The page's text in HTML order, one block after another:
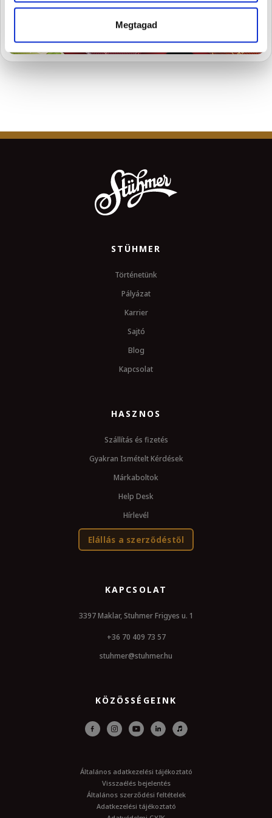
Megtagad
FELIRATKOZOM
STÜHMER
Történetünk
Pályázat
Karrier
Sajtó
Blog
Kapcsolat
HASZNOS
Szállítás és fizetés
Gyakran Ismételt Kérdések
Márkaboltok
Help Desk
Hírlevél
Elállás a szerződéstől
KAPCSOLAT
3397 Maklar, Stuhmer Frigyes u. 1
+36 70 409 73 57
stuhmer@stuhmer.hu
KÖZÖSSÉGEINK
Általános adatkezelési tájékoztató
Visszaélés bejelentés
Általános szerződési feltételek
Adatkezelési tájékoztató